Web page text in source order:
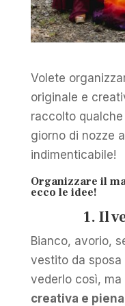
Volete
originale e
raccolto
giorno di nozze
indimenticabile!
Organizzare il
ecco le idee!
1. Il
Bianco, avorio,
vestito da sposa
vederlo così, ma
creativa e